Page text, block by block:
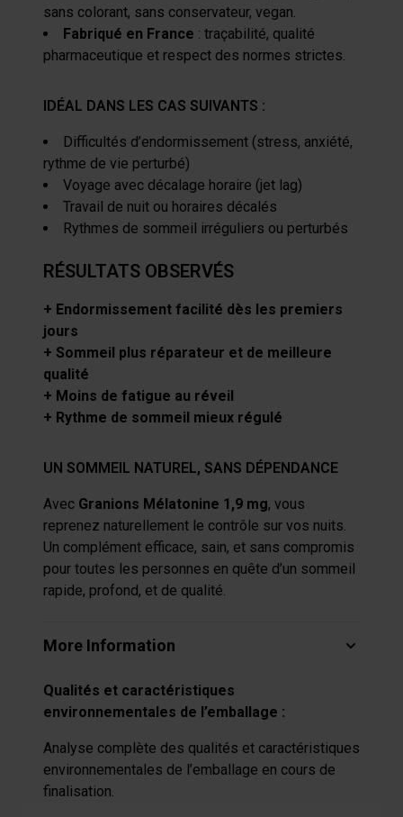
sans colorant, sans conservateur, vegan.
Fabriqué en France : traçabilité, qualité
pharmaceutique et respect des normes strictes.
IDÉAL DANS LES CAS SUIVANTS :
Difficultés d’endormissement (stress, anxiété,
rythme de vie perturbé)
Voyage avec décalage horaire (jet lag)
Travail de nuit ou horaires décalés
Rythmes de sommeil irréguliers ou perturbés
RÉSULTATS OBSERVÉS
+ Endormissement facilité dès les premiers
jours
+ Sommeil plus réparateur et de meilleure
qualité
+ Moins de fatigue au réveil
+ Rythme de sommeil mieux régulé
UN SOMMEIL NATUREL, SANS DÉPENDANCE
Avec Granions Mélatonine 1,9 mg, vous
reprenez naturellement le contrôle sur vos nuits.
Un complément efficace, sain, et sans compromis
pour toutes les personnes en quête d’un sommeil
rapide, profond, et de qualité.
More Information
Qualités et caractéristiques
environnementales de l’emballage :
Analyse complète des qualités et caractéristiques
environnementales de l’emballage en cours de
finalisation.